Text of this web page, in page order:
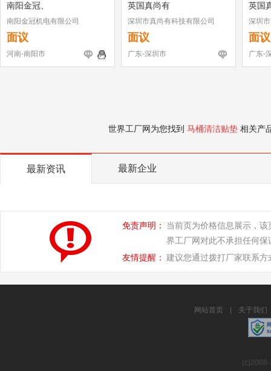
南阳金冠、
南阳金冠机电有限公司
面议
河南-南阳市
英国真尚有
深圳市真尚有科技有限公司
面议
广东-深圳市
英国
深圳
面议
广东-
世界工厂网为您找到 马桶清洁贴垫 相关产
最新资讯 最新企业
免责声明：
当前页为价格信息展示，
界工厂网对此不承担任何保
友情提醒： 建议您通过拨打厂家联系
网站首页 关于我们